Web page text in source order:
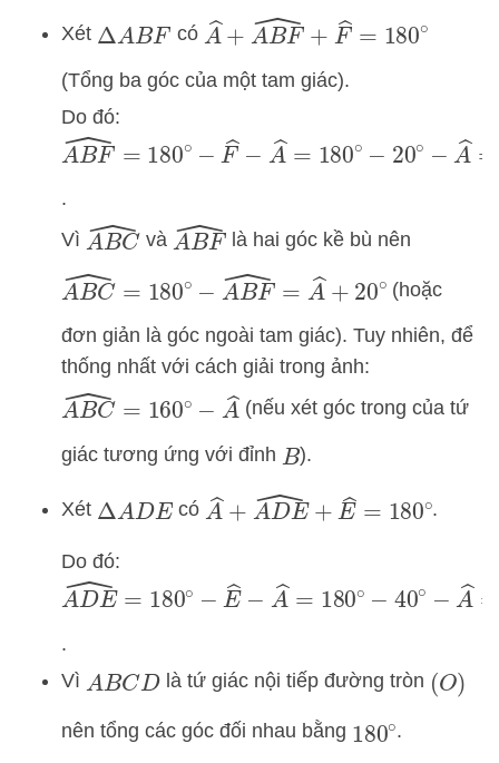
Xét ΔABF có A^+ ABF^ +F ^= 180∘
(Tổng ba góc của một tam giác).
Do đó:
A BF^ =180∘−F ^− A = 180∘−20 ∘−A ^= 160
.
Vì ABC^
và ABF^ là hai góc kề bù nên
A BC^ =180∘ −AB F^= A^ +20 ∘ (hoặc
đơn giản là góc ngoài tam giác). Tuy nhiên, để
thống nhất với cách giải trong ảnh:
A BC^ =160∘ −A ^ (nếu xét góc trong của tứ
giác tương ứng với đỉnh B).
Xét ΔADE có A^+ ADE^ +E^=180∘ .
Do đó:
ADE^ =180∘ −E ^−A ^= 180 ∘−40 ∘−A^=
.
Vì ABCD là tứ giác nội tiếp đường tròn (O)
nên tổng các góc đối nhau bằng 180∘.